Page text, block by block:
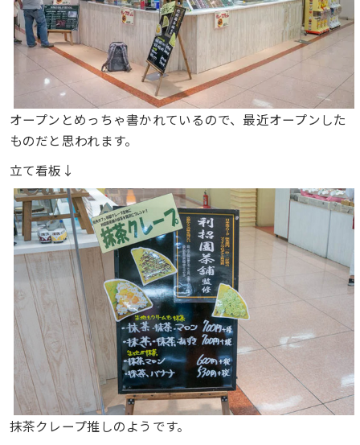
オープンとめっちゃ書かれているので、最近オープンした
ものだと思われます。
立て看板↓
抹茶クレープ推しのようです。